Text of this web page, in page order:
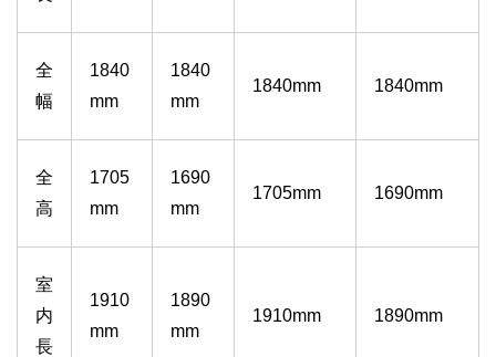
全
幅
1840
mm
1840
mm
1840mm 1840mm
全
高
1705
mm
1690
mm
1705mm 1690mm
室
内
長
1910
mm
1890
mm
1910mm 1890mm